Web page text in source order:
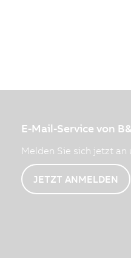
E-Mail-Service von
Melden Sie sich jetzt
JETZT ANMELDEN